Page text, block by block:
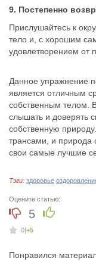
9. Постепенно
Прислушайтесь к
тело и, с хорошим
удовлетворением от
Данное упражнение
является отличным
собственным телом.
слышать и доверять
собственную
трансами, и природа
свои самые лучшие
Тэги: здоровье
Оцените статью:
5
0|+5
Понравился